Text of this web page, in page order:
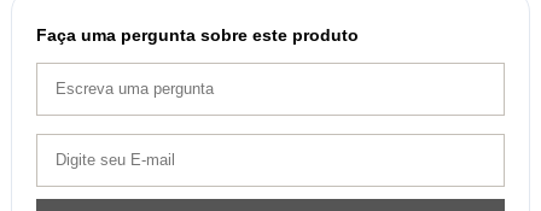
Faça uma pergunta sobre este produto